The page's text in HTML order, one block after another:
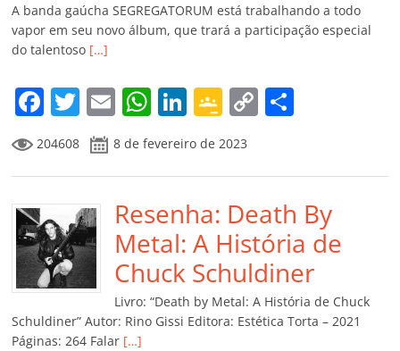
A banda gaúcha SEGREGATORUM está trabalhando a todo
vapor em seu novo álbum, que trará a participação especial
do talentoso […]
F
a
c
e
b
o
o
k
T
w
itt
er
E
m
ai
l
W
at
s
A
p
p
Li
k
e
dI
n
G
o
o
gl
e
Cl
a
ss
ro
C
y
Li
n
k
p
ar
til
h
ar
204608 8 de fevereiro de 2023
Resenha: Death By
Metal: A História de
Chuck Schuldiner
Livro: “Death by Metal: A História de Chuck
Schuldiner” Autor: Rino Gissi Editora: Estética Torta – 2021
Páginas: 264 Falar […]